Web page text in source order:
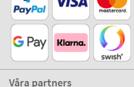
Våra partners